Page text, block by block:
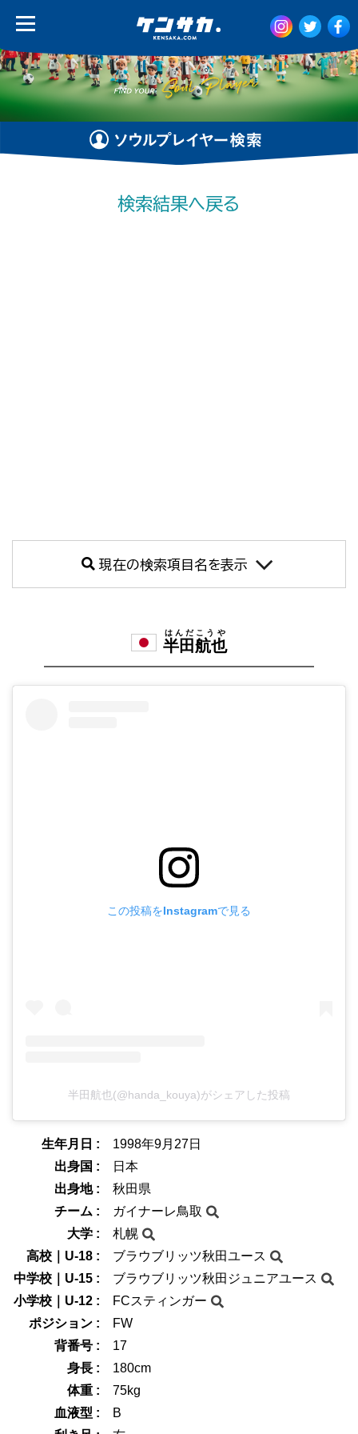
検索結果へ戻る
現在の検索項目名を表示
半田航也
はんだこうや
この投稿をInstagramで見る
半田航也(@handa_kouya)がシェアした投稿
生年月日 :
1998年9月27日
出身国 :
日本
出身地 :
秋田県
チーム :
ガイナーレ鳥取
大学 :
札幌
高校｜U-18 :
ブラウブリッツ秋田ユース
中学校｜U-15 :
ブラウブリッツ秋田ジュニアユース
小学校｜U-12 :
FCスティンガー
ポジション :
FW
背番号 :
17
身長 :
180cm
体重 :
75kg
血液型 :
B